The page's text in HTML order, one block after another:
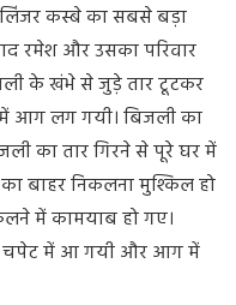
कस्बेकासबसेबड़ा
रमेशऔरउसकापरिवार
केखंभेसेजुड़ेतारटूटकर
आगलगगयी।बिजलीका
कातारगिरनेसेपूरेघरमें
काबाहरनिकलनामुश्किलहो
मेंकामयाबहोगए।
चपेटमेंआगयीऔरआगमें